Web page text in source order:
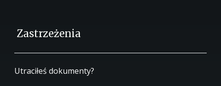
Zastrzeżenia
Utraciłeś dokumenty?